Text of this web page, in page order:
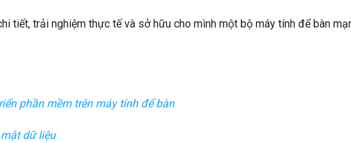
tiết, trải nghiệm thực tế và sở hữu cho mình một bộ máy tính để bàn
phần mềm trên máy tính để bàn
dữ liệu